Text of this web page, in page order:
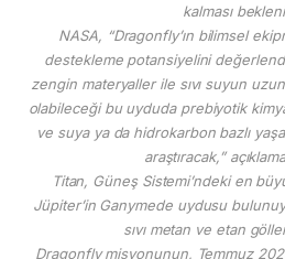
kalması
NASA, “Dragonfly’ın bilimsel
destekleme potansiyelini
zengin materyaller ile sıvı suyun
olabileceği bu uyduda prebiyotik
ve suya ya da hidrokarbon bazlı
araştıracak,”
Titan, Güneş Sistemi’ndeki en
Jüpiter’in Ganymede uydusu
sıvı metan ve etan
Dragonfly misyonunun, Temmuz